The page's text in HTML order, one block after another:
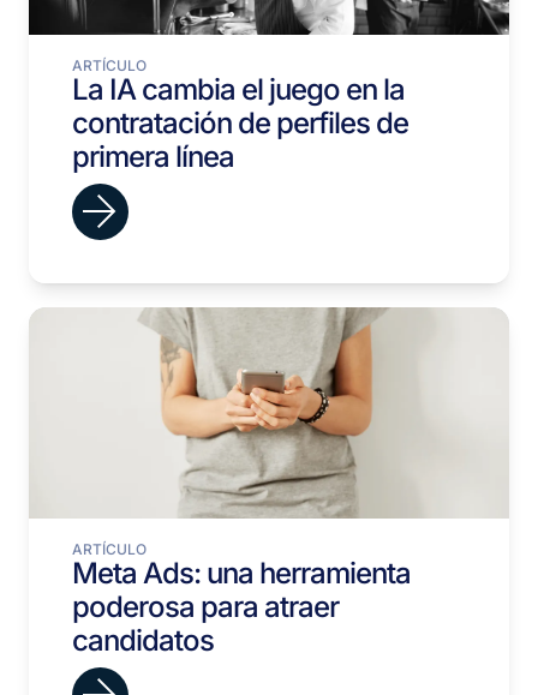
ARTÍCULO
La IA cambia el juego en la
contratación de perfiles de
primera línea
ARTÍCULO
Meta Ads: una herramienta
poderosa para atraer
candidatos